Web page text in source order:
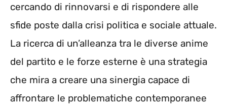
cercando di rinnovarsi e di rispondere alle
sfide poste dalla crisi politica e sociale attuale.
La ricerca di un’alleanza tra le diverse anime
del partito e le forze esterne è una strategia
che mira a creare una sinergia capace di
affrontare le problematiche contemporanee